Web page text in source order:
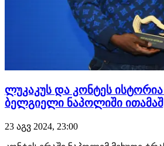
ლუკაკუს და კონტეს
ბელგიელი ნაპოლიში
23 აგვ 2024, 23:00